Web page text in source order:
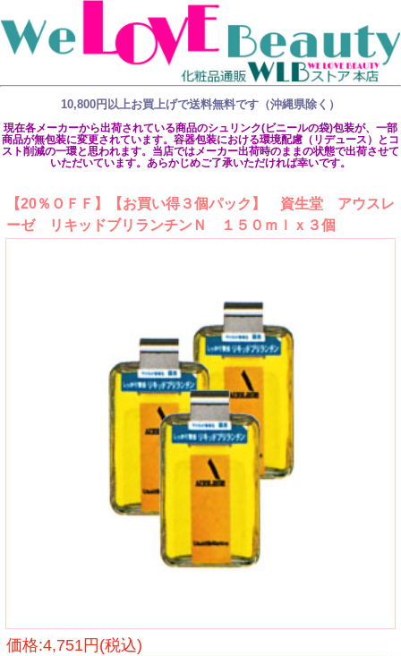
10,800円以上お買上げで送料無料です（沖縄県除く）
現在各メーカーから出荷されている商品のシュリンク(ビニールの袋)包装が、一部
商品が無包装に変更されています。容器包装における環境配慮（リデュース）とコ
スト削減の一環と思われます。当店ではメーカー出荷時のままの状態で出荷させて
いただいています。あらかじめご了承いただければ幸いです。
【20％ＯＦＦ】【お買い得３個パック】 資生堂 アウスレ
ーゼ リキッドブリランチンＮ １５０ｍｌｘ３個
価格:4,751円(税込)